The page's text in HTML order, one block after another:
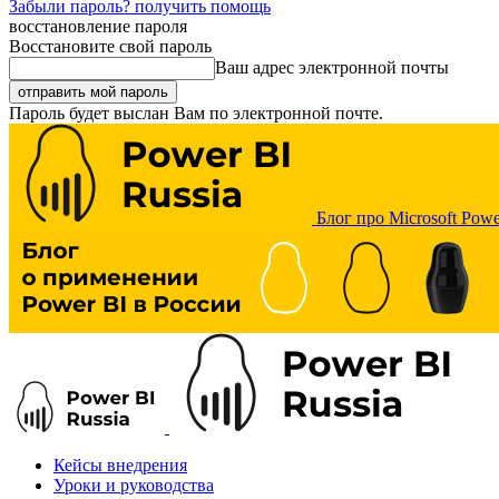
Забыли пароль? получить помощь
восстановление пароля
Восстановите свой пароль
Ваш адрес электронной почты
Пароль будет выслан Вам по электронной почте.
Блог про Microsoft
Кейсы внедрения
Уроки и руководства